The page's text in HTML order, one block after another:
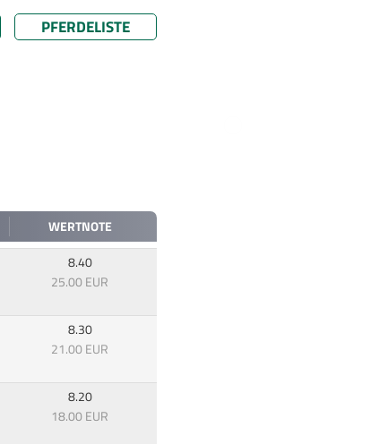
PFERDELISTE
WERTNOTE
8.40
25.00 EUR
8.30
21.00 EUR
8.20
18.00 EUR